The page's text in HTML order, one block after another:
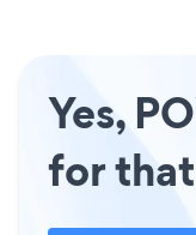
Yes,
for